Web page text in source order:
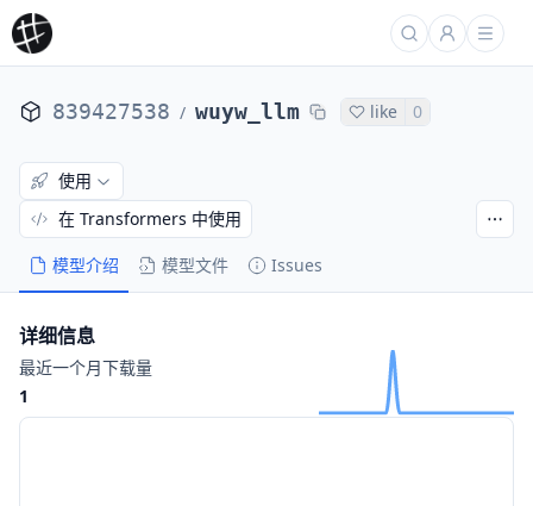
839427538 / wuyw_llm like 0
模型介绍 模型文件 Issues
使用
在 Transformers 中使用
详细信息
最近一个月下载量
1